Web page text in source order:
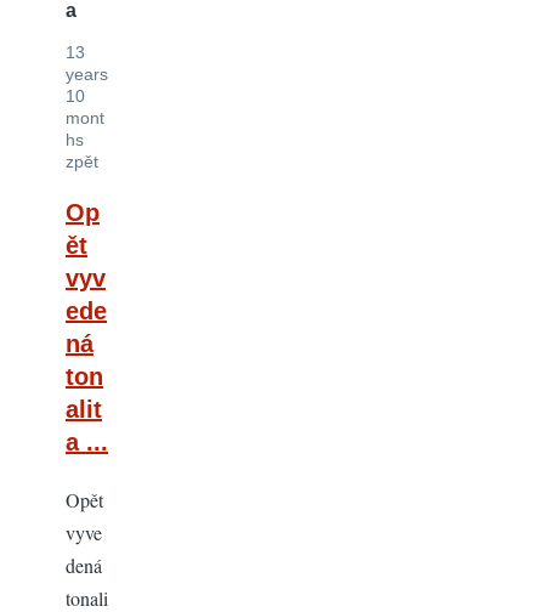
a
13
years
10
mont
hs
zpět
Op
ět
vyv
ede
ná
ton
alit
a ...
Opět
vyve
dená
tonali